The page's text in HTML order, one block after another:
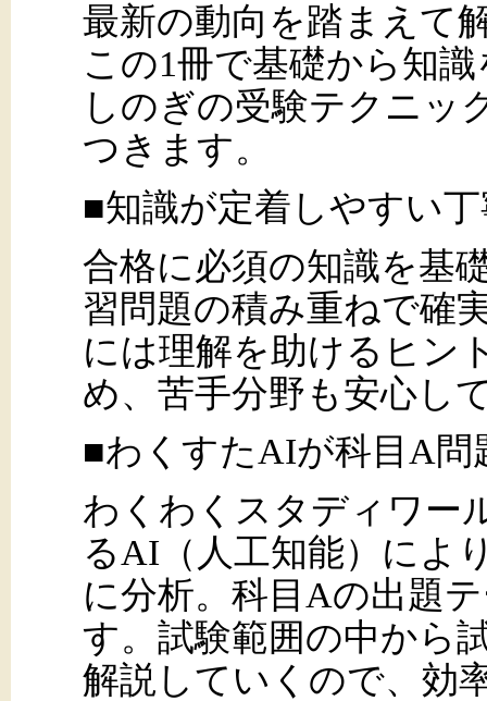
最新の動向を踏まえて
この1冊で基礎から知
しのぎの受験テクニッ
つきます。
■知識が定着しやすい
合格に必須の知識を基
習問題の積み重ねで確
には理解を助けるヒン
め、苦手分野も安心し
■わくすたAIが科目A問
わくわくスタディワー
るAI（人工知能）によ
に分析。科目Aの出題
す。試験範囲の中から
解説していくので、効